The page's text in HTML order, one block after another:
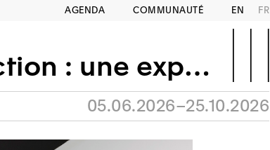
AGENDA COMMUNAUTÉ EN FR
en deux parties
05.06.2026–25.10.2026